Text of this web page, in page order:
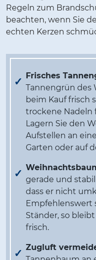
Regeln zum
beachten, wenn Sie
echten Kerzen
Frisches
Tannengrün des
beim Kauf frisch
trockene Nadeln
Lagern Sie den
Aufstellen an
Garten oder auf
gerade und
dass er nicht
Empfehlenswert
Ständer, so
frisch.
Zugluft